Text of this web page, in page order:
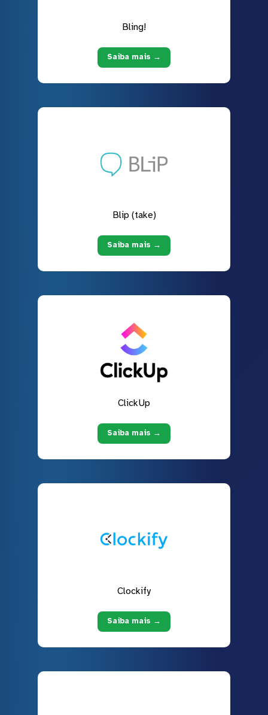
Bling!
Saiba mais →
Blip (take)
Saiba mais →
ClickUp
Saiba mais →
Clockify
Saiba mais →